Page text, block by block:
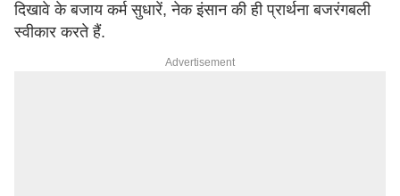
दिखावे के बजाय कर्म सुधारें, नेक इंसान की ही प्रार्थना बजरंगबली
स्वीकार करते हैं.
Advertisement